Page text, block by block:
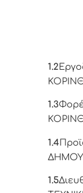
1.2
1.3
1.4
ΔΗΜΟΥ
1.5